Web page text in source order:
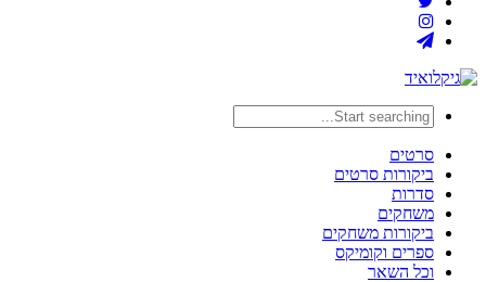
סרטים
ביקורות סרטים
סדרות
משחקים
ביקורות משחקים
ספרים וקומיקס
וכל השאר